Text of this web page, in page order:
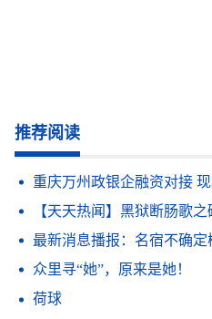
推荐阅读
重庆万州政银企融资对接 现
【天天热闻】黑狱断肠歌
最新消息播报：名宿不确定梅西和马拉多纳谁更好 拉波尔塔
众里寻“她”，原来是她！
荷球